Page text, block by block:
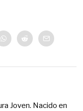
Joven. Nacido en